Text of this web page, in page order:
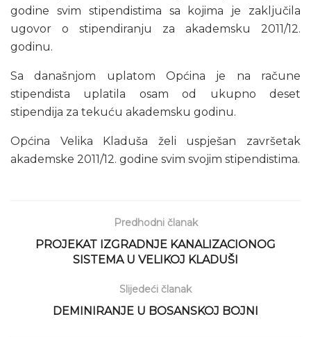
godine svim stipendistima sa kojima je zaključila
ugovor o stipendiranju za akademsku 2011/12.
godinu.
Sa današnjom uplatom Općina je na račune
stipendista uplatila osam od ukupno deset
stipendija za tekuću akademsku godinu.
Općina Velika Kladuša želi uspješan završetak
akademske 2011/12. godine svim svojim stipendistima.
Predhodni članak
PROJEKAT IZGRADNJE KANALIZACIONOG
SISTEMA U VELIKOJ KLADUŠI
Slijedeći članak
DEMINIRANJE U BOSANSKOJ BOJNI